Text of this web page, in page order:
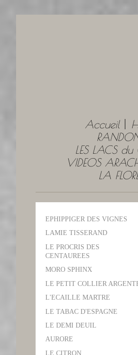
Accueil
LES LACS
VIDEOS
LA
EPHIPPIGER DES VIGNES
LAMIE TISSERAND
LE PROCRIS DES
CENTAUREES
MORO SPHINX
LE PETIT COLLIER
L'ECAILLE MARTRE
LE TABAC D'ESPAGNE
LE DEMI DEUIL
AURORE
LE CITRON